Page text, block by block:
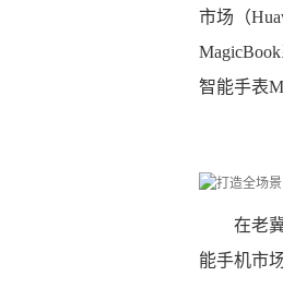
市场（
智能手表
在老
能手机市